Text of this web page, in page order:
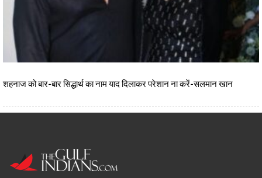
शहनाज को बार-बार सिद्धार्थ का नाम याद दिलाकर परेशान ना करें-सलमान खान